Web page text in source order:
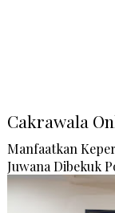
Cakrawala
Manfaatkan
Juwana Dibekuk